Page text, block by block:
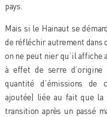
pays.
Mais si le Hainaut se
de réfléchir autrement dans
on ne peut nier qu’il affiche
à effet de serre
quantité d’émissions
ajoutée) liée au fait que la
transition après un passé